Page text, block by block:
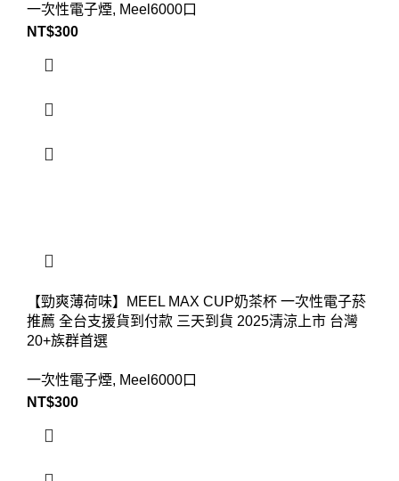
一次性電子煙, Meel6000口
NT$300
【勁爽薄荷味】MEEL MAX CUP奶茶杯 一次性電子菸
推薦 全台支援貨到付款 三天到貨 2025清涼上市 台灣
20+族群首選
一次性電子煙, Meel6000口
NT$300